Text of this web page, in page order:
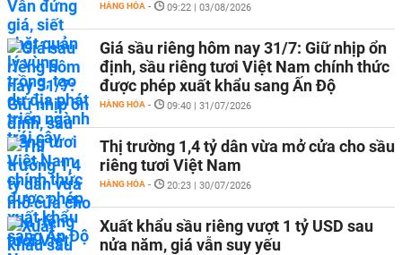
HÀNG HÓA - 09:22 | 03/08/2026
Giá sầu riêng hôm nay 31/7: Giữ nhịp ổn
định, sầu riêng tươi Việt Nam chính thức
được phép xuất khẩu sang Ấn Độ
HÀNG HÓA - 09:40 | 31/07/2026
Thị trường 1,4 tỷ dân vừa mở cửa cho sầu
riêng tươi Việt Nam
HÀNG HÓA - 20:23 | 30/07/2026
Xuất khẩu sầu riêng vượt 1 tỷ USD sau
nửa năm, giá vẫn suy yếu